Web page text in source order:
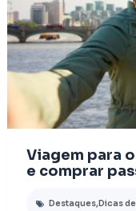
Viagem para
e comprar
Destaques, Dicas